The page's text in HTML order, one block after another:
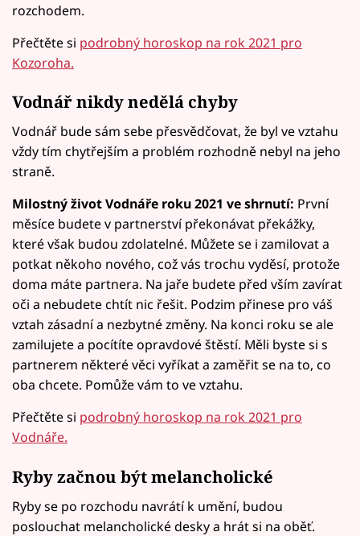
rozchodem.
Přečtěte si podrobný horoskop na rok 2021 pro
Kozoroha.
Vodnář nikdy nedělá chyby
Vodnář bude sám sebe přesvědčovat, že byl ve vztahu
vždy tím chytřejším a problém rozhodně nebyl na jeho
straně.
Milostný život Vodnáře roku 2021 ve shrnutí: První
měsíce budete v partnerství překonávat překážky,
které však budou zdolatelné. Můžete se i zamilovat a
potkat někoho nového, což vás trochu vyděsí, protože
doma máte partnera. Na jaře budete před vším zavírat
oči a nebudete chtít nic řešit. Podzim přinese pro váš
vztah zásadní a nezbytné změny. Na konci roku se ale
zamilujete a pocítíte opravdové štěstí. Měli byste si s
partnerem některé věci vyříkat a zaměřit se na to, co
oba chcete. Pomůže vám to ve vztahu.
Přečtěte si podrobný horoskop na rok 2021 pro
Vodnáře.
Ryby začnou být melancholické
Ryby se po rozchodu navrátí k umění, budou
poslouchat melancholické desky a hrát si na oběť.